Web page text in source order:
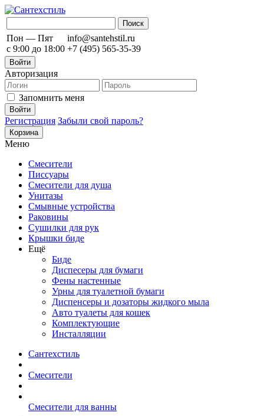
Пон — Пят
с 9:00 до 18:00
info@santehstil.ru
+7 (495) 565-35-39
Войти
Авторизация
Запомнить меня
Регистрация Забыли свой пароль?
Корзина
Меню
Смесители
Писсуары
Смесители для душа
Унитазы
Смывные устройства
Раковины
Сушилки для рук
Крышки биде
Ещё
Биде
Диспесеры для бумаги
Фены настенные
Урны для туалетной бумаги
Диспенсеры и дозаторы жидкого мыла
Авто туалеты для кошек
Комплектующие
Инсталляции
Сантехстиль
Смесители
Смесители для ванны